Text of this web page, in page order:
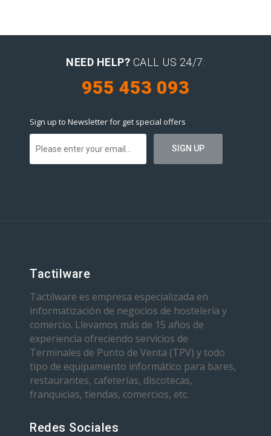
NEED HELP? CALL US 24/7:
955 453 093
Sign up to Newsletter for get special offers
Tactilware
Tactilware es empresa especializada en
informatización de negocios de hostelería y
comercio. Llevamos más de 15 años de
experiencia ofreciendo servicios de
Terminales de Punto de Venta (TPV) y todo
tipo de equipamiento informático para bares,
restaurantes, cafeterías, discotecas,
franquicias, tiendas, comercios, etc.
Redes Sociales